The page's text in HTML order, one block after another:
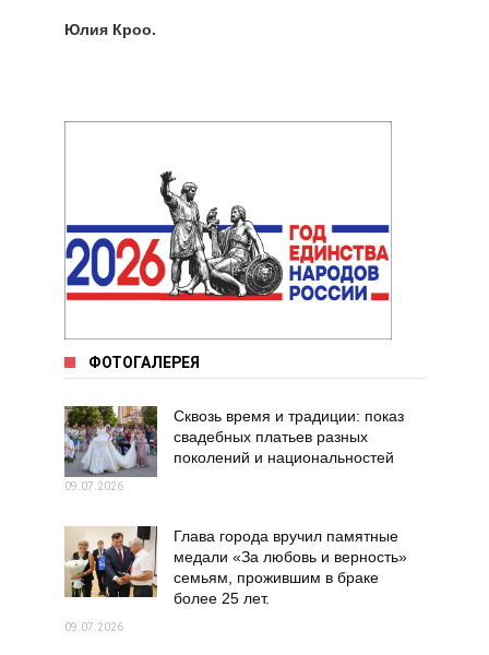
Юлия Кроо.
ФОТОГАЛЕРЕЯ
Сквозь время и традиции: показ
свадебных платьев разных
поколений и национальностей
09.07.2026
Глава города вручил памятные
медали «За любовь и верность»
семьям, прожившим в браке
более 25 лет.
09.07.2026